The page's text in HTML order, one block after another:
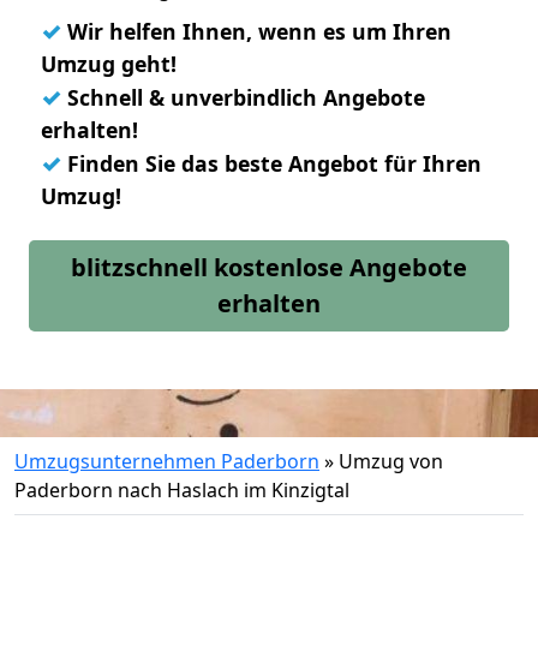
✓ Wir helfen Ihnen, wenn es um Ihren
Umzug geht!
✓ Schnell & unverbindlich Angebote
erhalten!
✓ Finden Sie das beste Angebot für Ihren
Umzug!
blitzschnell kostenlose Angebote
erhalten
Umzugsunternehmen Paderborn » Umzug von
Paderborn nach Haslach im Kinzigtal